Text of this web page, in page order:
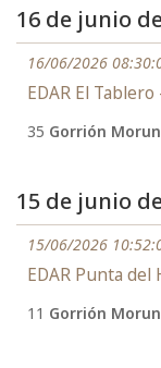
16 de junio
16/06/2026
EDAR El Tablero
35 Gorrión
15 de junio
15/06/2026
EDAR Punta del
11 Gorrión